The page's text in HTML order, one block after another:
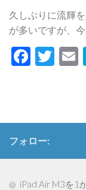
久しぶりに流輝
が多いですが、今...
フォロー:
iPad Air M3を1